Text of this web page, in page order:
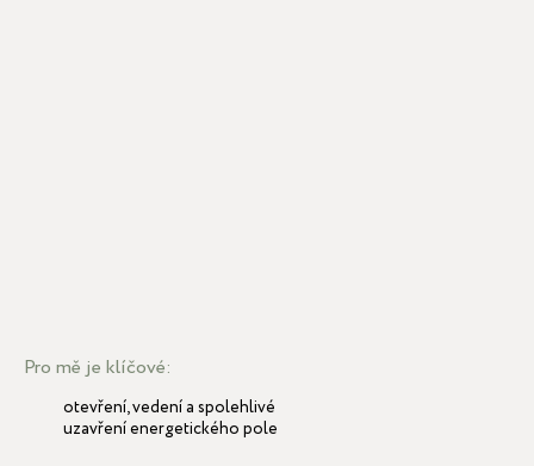
Pro mě je klíčové:
otevření, vedení a spolehlivé
uzavření energetického pole